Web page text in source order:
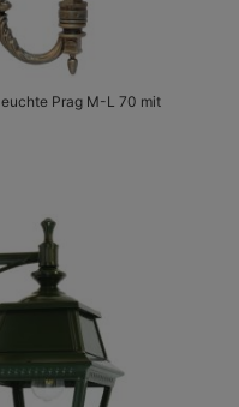
Prag M-L 70 mit